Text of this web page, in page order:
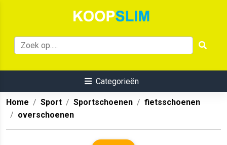
Categorieën
Home Sport Sportschoenen
fietsschoenen
overschoenen